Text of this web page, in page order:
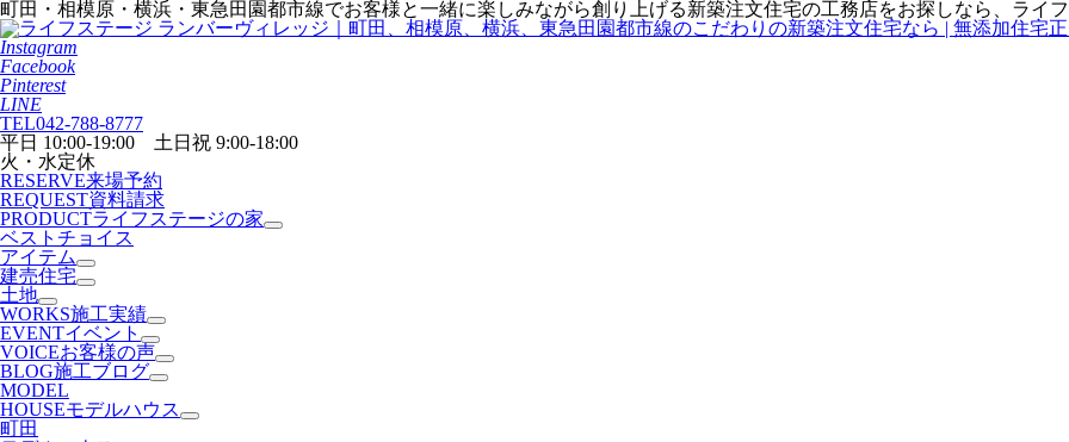
町田・相模原・横浜・東急田園都市線でお客様と一緒に楽しみながら創り上げる新築注文住宅の工務店をお探しなら、ライ
Instagram
Facebook
Pinterest
LINE
TEL042-788-8777
平日 10:00-19:00 土日祝 9:00-18:00
火・水定休
RESERVE来場予約
REQUEST資料請求
PRODUCTライフステージの家
ベストチョイス
アイテム
建売住宅
土地
WORKS施工実績
EVENTイベント
VOICEお客様の声
BLOG施工ブログ
MODEL
HOUSEモデルハウス
町田